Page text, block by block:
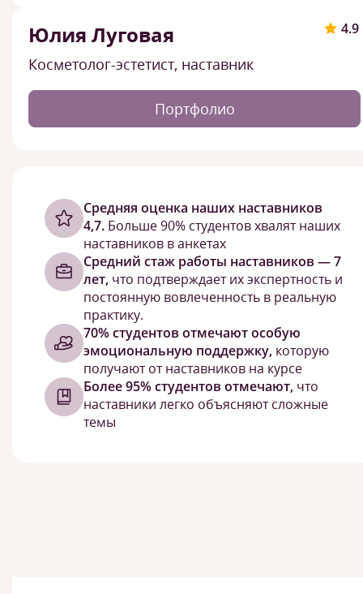
4.9
Юлия Луговая
Косметолог-эстетист, наставник
Портфолио
Cредняя оценка наших наставников
4,7. Больше 90% студентов хвалят наших
наставников в анкетах
Средний стаж работы наставников — 7
лет, что подтверждает их экспертность и
постоянную вовлеченность в реальную
практику.
70% студентов отмечают особую
эмоциональную поддержку, которую
получают от наставников на курсе
Более 95% студентов отмечают, что
наставники легко объясняют сложные
темы